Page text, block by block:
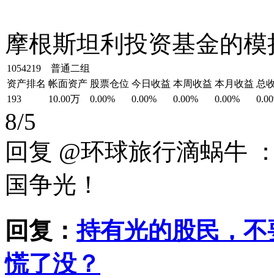
摩根斯坦利投资基金的
1054219 普通二组
资产排名 帐面资产 股票仓位 今日收益 本周收益 本月收益 总
193
10.00万 0.00% 0.00% 0.00% 0.00%
8/5
回复 @环球旅行滴蜗牛
国争光！
回复：持有光的股民，
慌了没？